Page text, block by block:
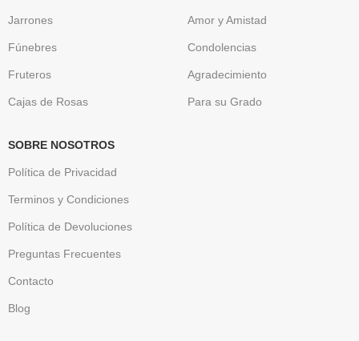
Jarrones
Fúnebres
Fruteros
Cajas de Rosas
Amor y Amistad
Condolencias
Agradecimiento
Para su Grado
SOBRE NOSOTROS
Política de Privacidad
Terminos y Condiciones
Política de Devoluciones
Preguntas Frecuentes
Contacto
Blog